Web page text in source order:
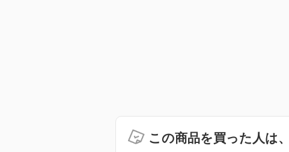
この商品を買った人は